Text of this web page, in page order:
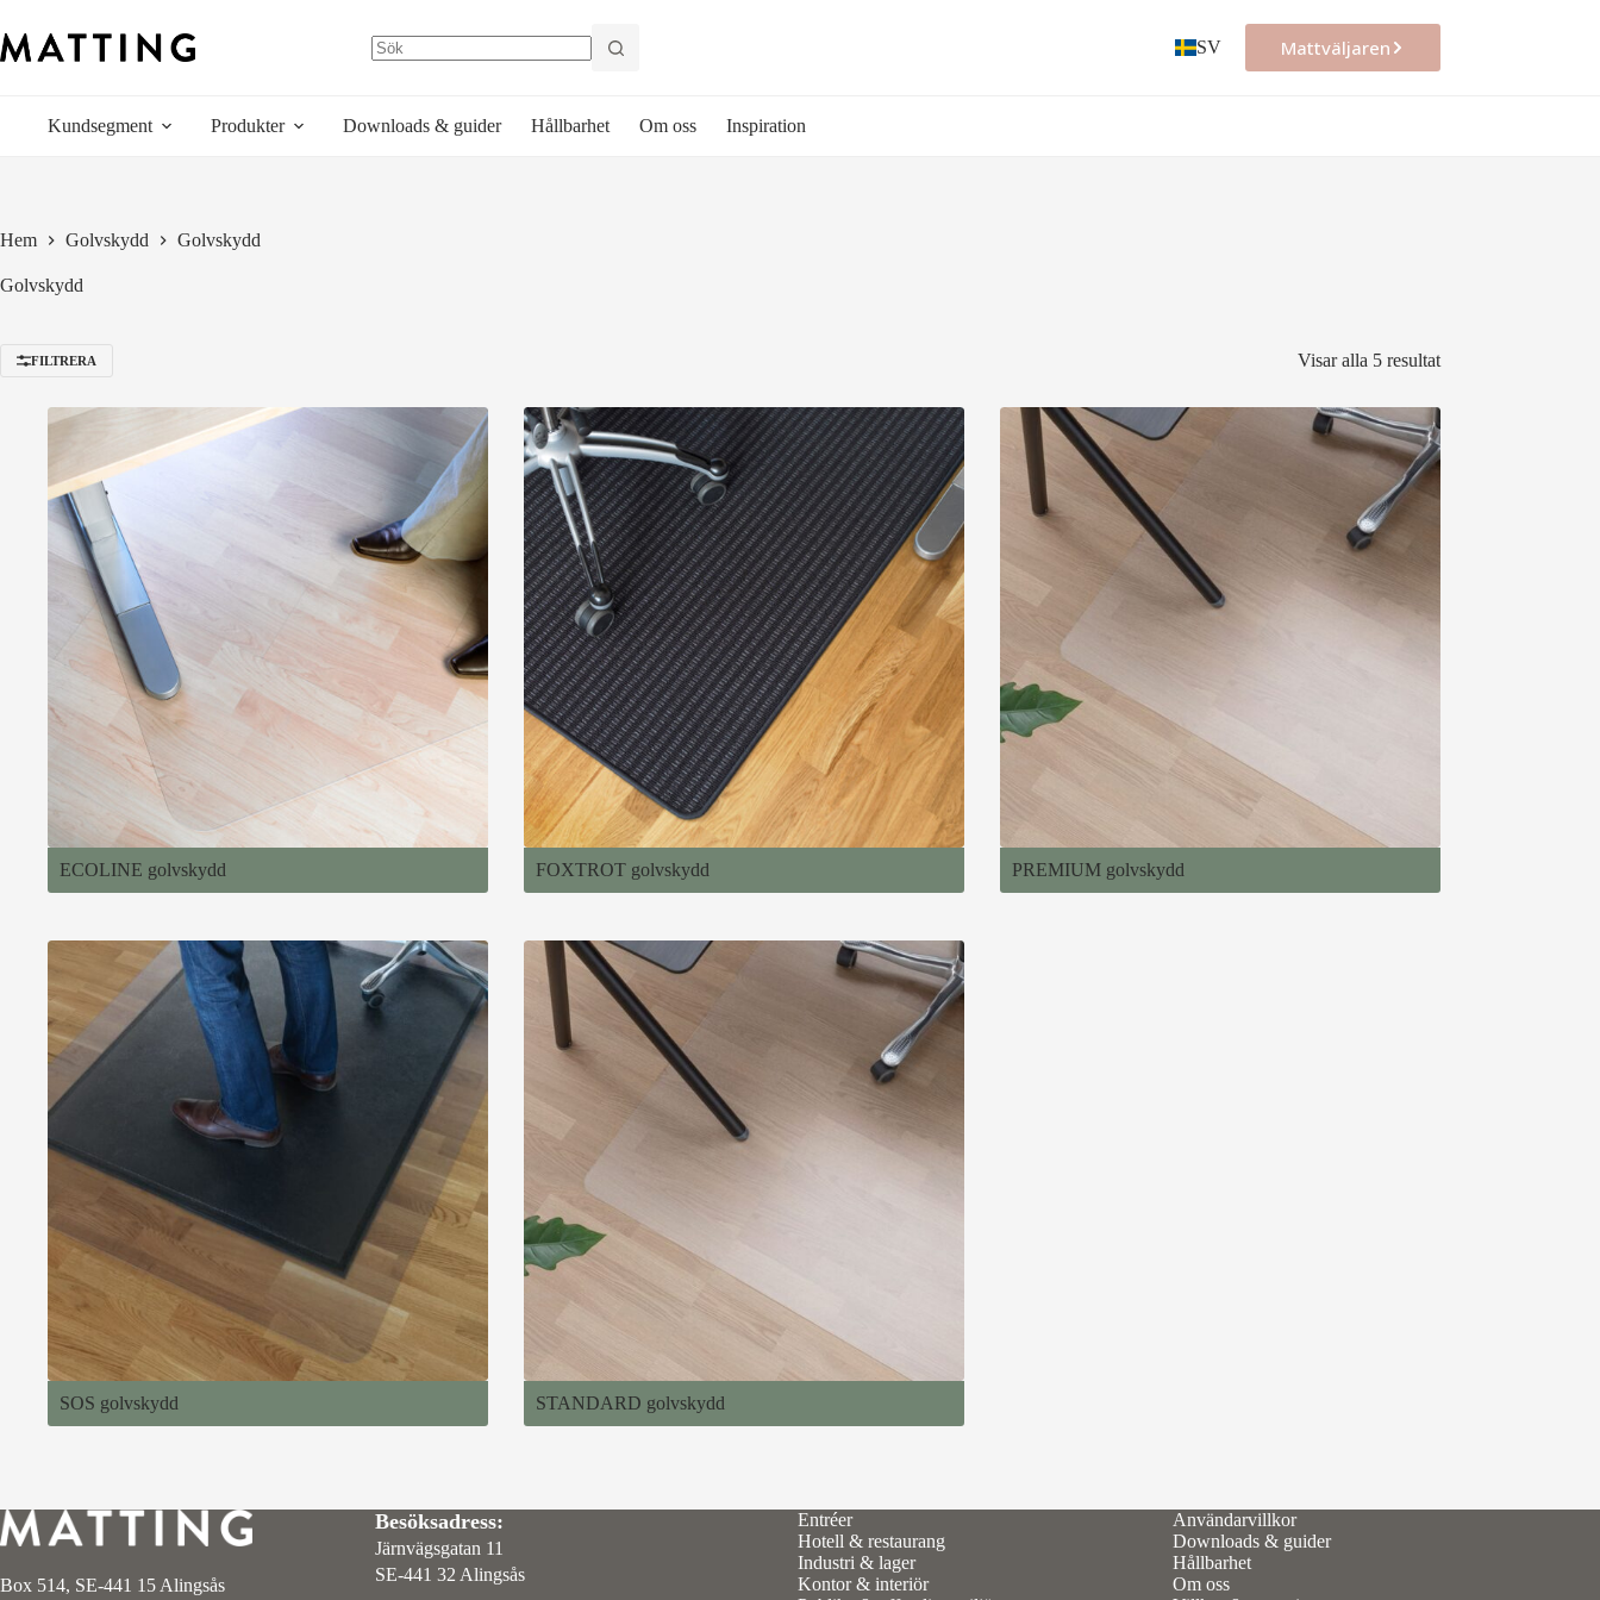
till
innehåll
SV Mattväljaren
Kundsegment Produkter Downloads & guider Hållbarhet Om oss Inspiration
Hem Golvskydd Golvskydd
Golvskydd
FILTRERA Visar alla 5 resultat
ECOLINE golvskydd FOXTROT golvskydd PREMIUM golvskydd
SOS golvskydd STANDARD golvskydd
Box 514, SE-441 15 Alingsås
Besöksadress:
Järnvägsgatan 11
SE-441 32 Alingsås
Entréer
Hotell & restaurang
Industri & lager
Kontor & interiör
Användarvillkor
Downloads & guider
Hållbarhet
Om oss